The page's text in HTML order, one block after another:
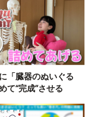
「臓器のぬいぐる
て“完成”させる